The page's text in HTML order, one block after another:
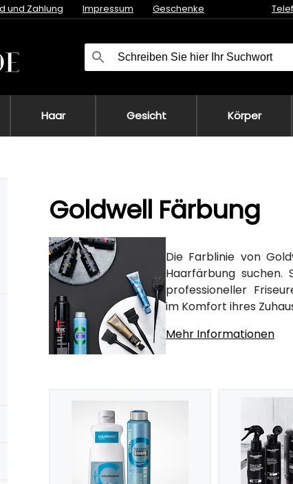
und Zahlung Impressum Geschenke
Haar Gesicht Körper
Goldwell Färbung
Die Farblinie von
Haarfärbung
professioneller
im Komfort ihres
Mehr Informationen